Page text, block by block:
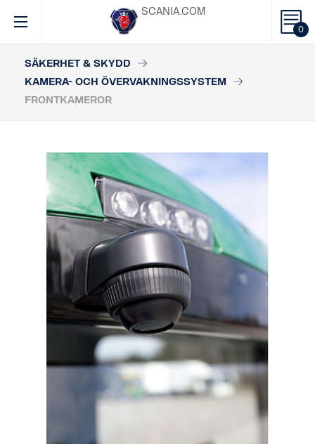
0
SCANIA.COM
SÄKERHET & SKYDD
KAMERA- OCH ÖVERVAKNINGSSYSTEM
FRONTKAMEROR